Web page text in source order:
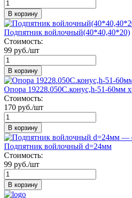
В корзину
Подпятник войлочный(40*40,40*20)
Стоимость:
99 руб./шт
В корзину
Опора 19228.050С.конус,h-51-60мм
Стоимость:
170 руб./шт
В корзину
Подпятник войлочный d=24мм
Стоимость:
99 руб./шт
В корзину